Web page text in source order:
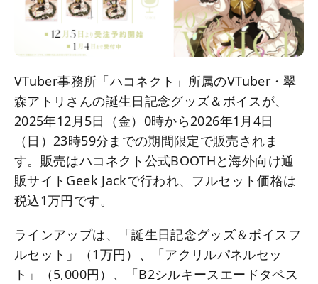
VTuber事務所「ハコネクト」所属のVTuber・翠
森アトリさんの誕生日記念グッズ＆ボイスが、
2025年12月5日（金）0時から2026年1月4日
（日）23時59分までの期間限定で販売されま
す。販売はハコネクト公式BOOTHと海外向け通
販サイトGeek Jackで行われ、フルセット価格は
税込1万円です。
ラインアップは、「誕生日記念グッズ＆ボイスフ
ルセット」（1万円）、「アクリルパネルセッ
ト」（5,000円）、「B2シルキースエードタペス